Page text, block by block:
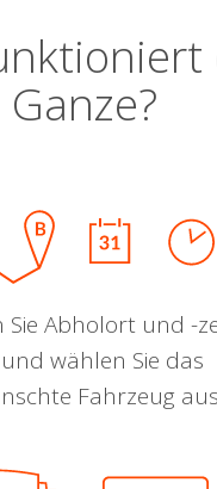
Ganze?
Sie Abholort und -
wählen Sie das
Fahrzeug